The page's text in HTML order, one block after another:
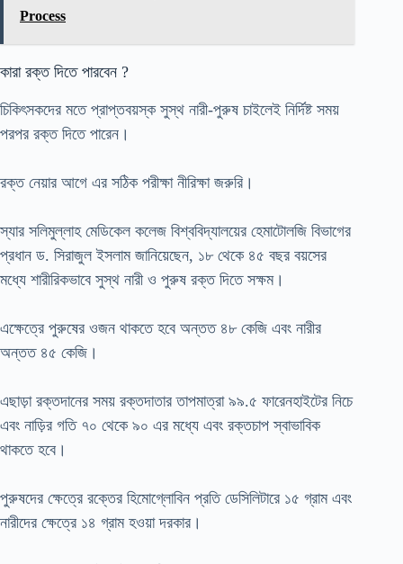
Process
কারা রক্ত দিতে পারবেন ?
চিকিৎসকদের মতে প্রাপ্তবয়স্ক সুস্থ নারী-পুরুষ চাইলেই নির্দিষ্ট সময়
পরপর রক্ত দিতে পারেন।
রক্ত নেয়ার আগে এর সঠিক পরীক্ষা নীরিক্ষা জরুরি।
স্যার সলিমুল্লাহ মেডিকেল কলেজ বিশ্ববিদ্যালয়ের হেমাটোলজি বিভাগের
প্রধান ড. সিরাজুল ইসলাম জানিয়েছেন, ১৮ থেকে ৪৫ বছর বয়সের
মধ্যে শারীরিকভাবে সুস্থ নারী ও পুরুষ রক্ত দিতে সক্ষম।
এক্ষেত্রে পুরুষের ওজন থাকতে হবে অন্তত ৪৮ কেজি এবং নারীর
অন্তত ৪৫ কেজি।
এছাড়া রক্তদানের সময় রক্তদাতার তাপমাত্রা ৯৯.৫ ফারেনহাইটের নিচে
এবং নাড়ির গতি ৭০ থেকে ৯০ এর মধ্যে এবং রক্তচাপ স্বাভাবিক
থাকতে হবে।
পুরুষদের ক্ষেত্রে রক্তের হিমোগ্লোবিন প্রতি ডেসিলিটারে ১৫ গ্রাম এবং
নারীদের ক্ষেত্রে ১৪ গ্রাম হওয়া দরকার।